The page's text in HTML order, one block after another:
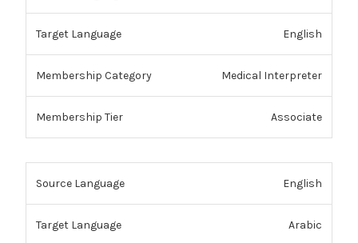
English
Medical Interpreter
Associate
English
Arabic